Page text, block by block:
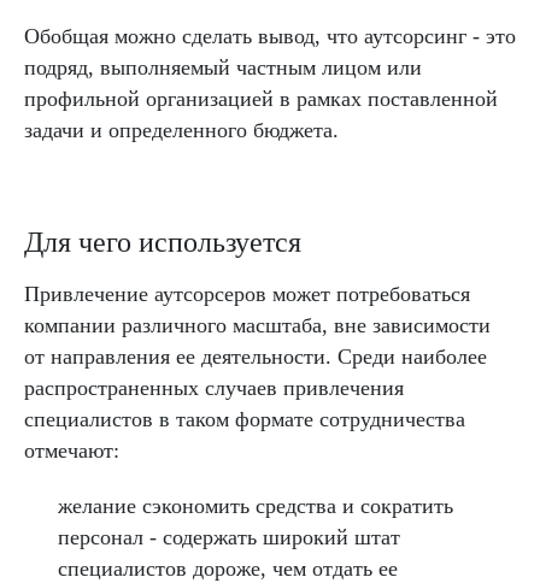
Обобщая можно сделать вывод, что аутсорсинг - это
подряд, выполняемый частным лицом или
профильной организацией в рамках поставленной
задачи и определенного бюджета.
Для чего используется
Привлечение аутсорсеров может потребоваться
компании различного масштаба, вне зависимости
от направления ее деятельности. Среди наиболее
распространенных случаев привлечения
специалистов в таком формате сотрудничества
отмечают:
желание сэкономить средства и сократить
персонал - содержать широкий штат
специалистов дороже, чем отдать ее